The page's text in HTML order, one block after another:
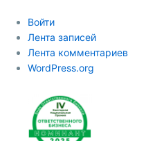
Войти
Лента записей
Лента комментариев
WordPress.org